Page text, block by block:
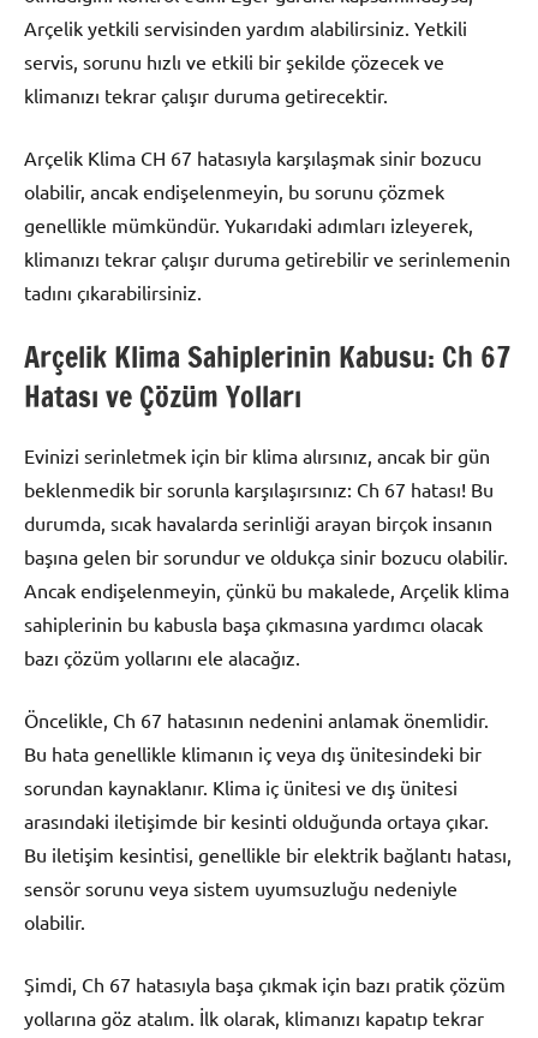
Arçelik yetkili servisinden yardım alabilirsiniz. Yetkili
servis, sorunu hızlı ve etkili bir şekilde çözecek ve
klimanızı tekrar çalışır duruma getirecektir.
Arçelik Klima CH 67 hatasıyla karşılaşmak sinir bozucu
olabilir, ancak endişelenmeyin, bu sorunu çözmek
genellikle mümkündür. Yukarıdaki adımları izleyerek,
klimanızı tekrar çalışır duruma getirebilir ve serinlemenin
tadını çıkarabilirsiniz.
Arçelik Klima Sahiplerinin Kabusu: Ch 67
Hatası ve Çözüm Yolları
Evinizi serinletmek için bir klima alırsınız, ancak bir gün
beklenmedik bir sorunla karşılaşırsınız: Ch 67 hatası! Bu
durumda, sıcak havalarda serinliği arayan birçok insanın
başına gelen bir sorundur ve oldukça sinir bozucu olabilir.
Ancak endişelenmeyin, çünkü bu makalede, Arçelik klima
sahiplerinin bu kabusla başa çıkmasına yardımcı olacak
bazı çözüm yollarını ele alacağız.
Öncelikle, Ch 67 hatasının nedenini anlamak önemlidir.
Bu hata genellikle klimanın iç veya dış ünitesindeki bir
sorundan kaynaklanır. Klima iç ünitesi ve dış ünitesi
arasındaki iletişimde bir kesinti olduğunda ortaya çıkar.
Bu iletişim kesintisi, genellikle bir elektrik bağlantı hatası,
sensör sorunu veya sistem uyumsuzluğu nedeniyle
olabilir.
Şimdi, Ch 67 hatasıyla başa çıkmak için bazı pratik çözüm
yollarına göz atalım. İlk olarak, klimanızı kapatıp tekrar